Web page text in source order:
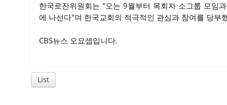
한국로잔위원회는 "오는 9월부터 목회자 소그룹 모임
에 나선다"며 한국교회의 적극적인 관심과 참여를 당부
CBS뉴스 오요셉입니다.
List